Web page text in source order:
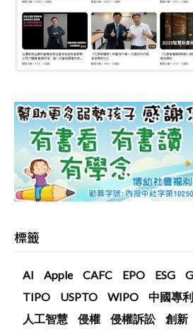
標籤
AI Apple CAFC EPO ESG
TIPO
USPTO WIPO 中國專利
人工智慧
侵權 侵權訴訟 創新